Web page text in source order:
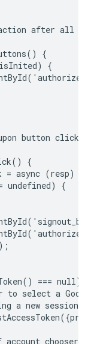
after all
{
{
button click.
{
= async (resp)
undefined) {
=== null)
to select a
a new session.
account chooser